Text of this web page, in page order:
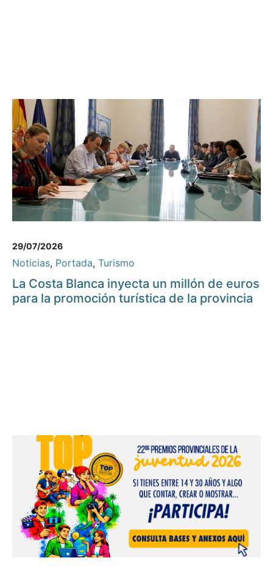
29/07/2026
Noticias, Portada, Turismo
La Costa Blanca inyecta un millón de euros
para la promoción turística de la provincia